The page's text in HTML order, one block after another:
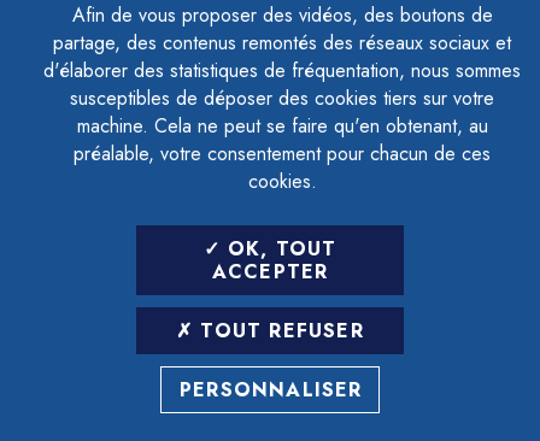
Afin de vous proposer des vidéos, des boutons de
partage, des contenus remontés des réseaux sociaux et
d'élaborer des statistiques de fréquentation, nous sommes
susceptibles de déposer des cookies tiers sur votre
machine. Cela ne peut se faire qu'en obtenant, au
préalable, votre consentement pour chacun de ces
cookies.
OK, TOUT
ACCEPTER
TOUT REFUSER
PERSONNALISER
ACCESSIBILITÉ - PARTIELLEMENT CONFORME
PLAN DU SITE
MENTIONS LÉGALES
CONTACTER LE DÉLÉGUÉ À LA PROTECTION DES DONNÉES
GESTION DES COOKIES
LETTRE D'INFORMATION
SAISIR VOTRE ADRESSE E-MAIL
POUR VOUS INSCRIRE :
ARCHIVES DÉSINSCRIPTION